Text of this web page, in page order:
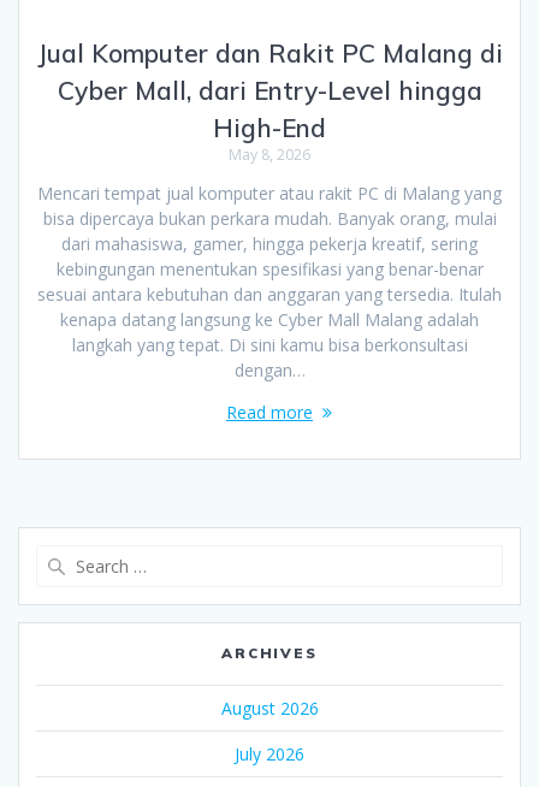
Jual Komputer dan Rakit PC Malang di
Cyber Mall, dari Entry-Level hingga
High-End
May 8, 2026
Mencari tempat jual komputer atau rakit PC di Malang yang
bisa dipercaya bukan perkara mudah. Banyak orang, mulai
dari mahasiswa, gamer, hingga pekerja kreatif, sering
kebingungan menentukan spesifikasi yang benar-benar
sesuai antara kebutuhan dan anggaran yang tersedia. Itulah
kenapa datang langsung ke Cyber Mall Malang adalah
langkah yang tepat. Di sini kamu bisa berkonsultasi
dengan…
Read more
ARCHIVES
August 2026
July 2026